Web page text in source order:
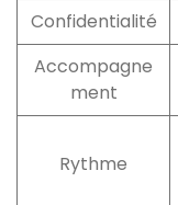
Confidentialité
Accompagne
ment
Rythme